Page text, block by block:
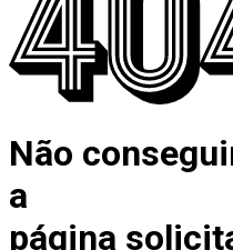
Não
a
página